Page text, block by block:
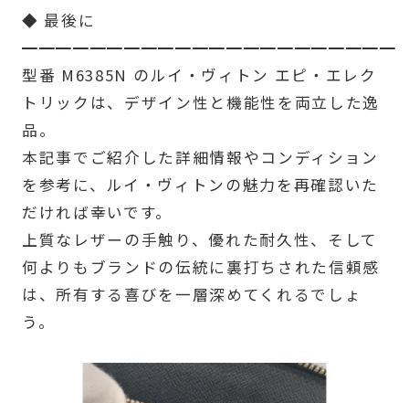
◆ 最後に
━━━━━━━━━━━━━━━━━━━━━━
型番 M6385N のルイ・ヴィトン エピ・エレク
トリックは、デザイン性と機能性を両立した逸
品。
本記事でご紹介した詳細情報やコンディション
を参考に、ルイ・ヴィトンの魅力を再確認いた
だければ幸いです。
上質なレザーの手触り、優れた耐久性、そして
何よりもブランドの伝統に裏打ちされた信頼感
は、所有する喜びを一層深めてくれるでしょ
う。